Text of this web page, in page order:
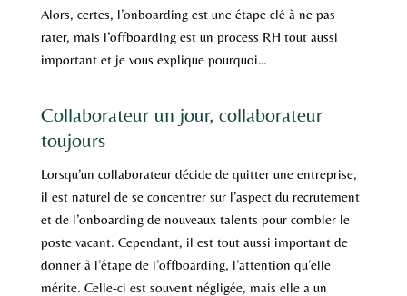
Alors, certes, l’onboarding est une étape clé à ne pas
rater, mais l’offboarding est un process RH tout aussi
important et je vous explique pourquoi…
Collaborateur un jour, collaborateur
toujours
Lorsqu’un collaborateur décide de quitter une entreprise,
il est naturel de se concentrer sur l’aspect du recrutement
et de l’onboarding de nouveaux talents pour combler le
poste vacant. Cependant, il est tout aussi important de
donner à l’étape de l’offboarding, l’attention qu’elle
mérite. Celle-ci est souvent négligée, mais elle a un